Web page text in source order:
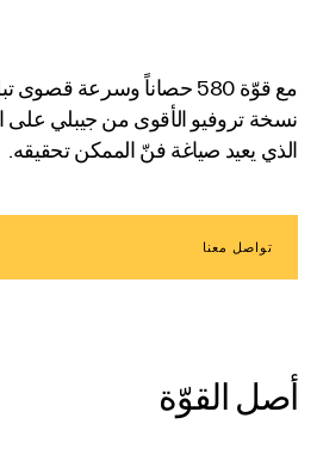
نسخة تروفيو الأقوى من جيبلي على
الذي يعيد صياغة فنّ الممكن تحقيقه.
تواصل معنا
أصل القوّة